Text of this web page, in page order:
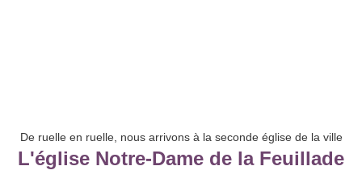
De ruelle en ruelle, nous arrivons à la seconde église de la ville
L'église Notre-Dame de la Feuillade